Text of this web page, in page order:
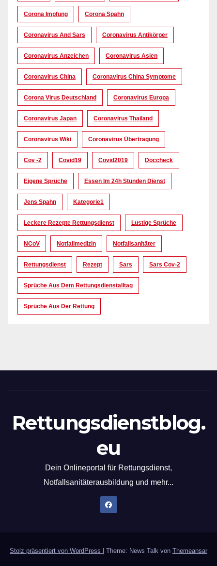
Corona Impfung Corona Spahn
Coronavirus And Sars Coronavirus Antikörper
Coronavirus Anzeichen Coronavirus Asien
Coronavirus China Coronavirus China Symptome
Corona Virus Deutschland Coronavirus Europa
Coronavirus Japan Coronavirus Thailand
Coronavirus Wiki Coronavirus Übertragung
Cov -2 Covid19 Covid2019 Doccheck
Eigene Sprüche Essen Im 24h Stunden Dienst
Jens Spahn Kategorie1
Leckere Rezepte Rettungsdienst Lustige Sprüche
NCoV Notfallmedizin Notfallsanitäter
Rettungsdienst Rezept Sars Sars Cov-2
Sprüche Aus Dem Rettungsdienstalltag
Sprüche Aus Der Rettung
Rettungsdienstblog.
eu
Dein Onlineportal für Rettungsdienst,
Notfallsanitäterausbildung und mehr...
Stolz präsentiert von WordPress | Theme: News Talk von Themeansar